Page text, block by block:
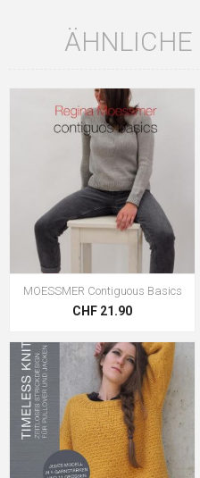
ÄHNLICHE
MOESSMER Contiguous Basics
CHF 21.90